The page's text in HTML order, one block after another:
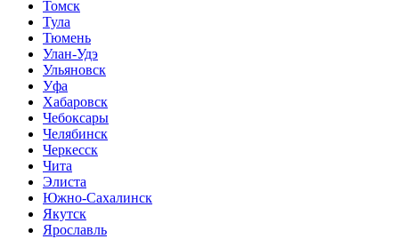
Томск
Тула
Тюмень
Улан-Удэ
Ульяновск
Уфа
Хабаровск
Чебоксары
Челябинск
Черкесск
Чита
Элиста
Южно-Сахалинск
Якутск
Ярославль